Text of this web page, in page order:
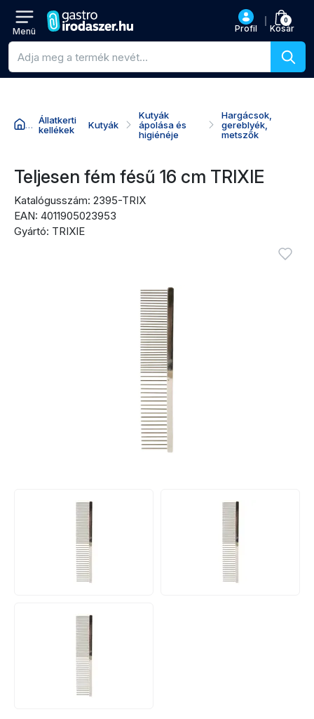
Menü Profil
0
Kosár
Termékkeresés
Állatkerti
kellékek
Kutyák
Kutyák
ápolása és
higiénéje
Hargácsok,
gereblyék,
metszők
Ugrás a vásárlási akciókhoz
Teljesen fém fésű 16 cm TRIXIE
Katalógusszám: 2395-TRIX
EAN: 4011905023953
Gyártó: TRIXIE